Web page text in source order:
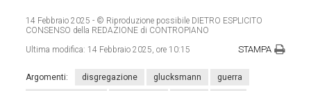
14 Febbraio 2025 - © Riproduzione possibile DIETRO ESPLICITO
CONSENSO della REDAZIONE di CONTROPIANO
Ultima modifica: 14 Febbraio 2025, ore 10:15 STAMPA
Argomenti: disgregazione glucksmann guerra